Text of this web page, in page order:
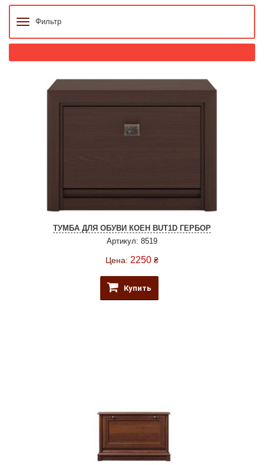
Фильтр
ТУМБА ДЛЯ ОБУВИ КОЕН BUT1D ГЕРБОР
Артикул: 8519
Цена: 2250 ₴
Купить